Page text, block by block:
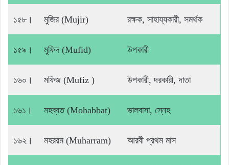
১৫৮। মুজির (Mujir) রক্ষক, সাহায্যকারী, সমর্থক
১৫৯। মুফিদ (Mufid) উপকারী
১৬০। মফিজ (Mufiz ) উপকারী, দরকারী, দাতা
১৬১। মহব্বত (Mohabbat) ভালবাসা, স্নেহ
১৬২। মহররম (Muharram) আরবী প্রথম মাস